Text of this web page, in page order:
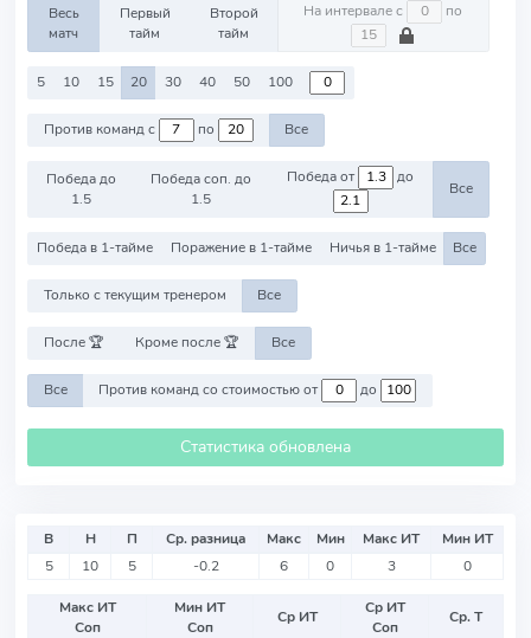
Весь
матч
Первый
тайм
Второй
тайм
На интервале с по
5 10 15 20 30 40 50 100
Против команд с по Все
Победа до
1.5
Победа соп. до
1.5
Победа от до
Все
Победа в 1-тайме Поражение в 1-тайме Ничья в 1-тайме Все
Только с текущим тренером Все
После 🏆 Кроме после 🏆 Все
Все Против команд со стоимостью от до
Статистика обновлена
В Н П Ср. разница Макс Мин Макс ИТ
Мин ИТ
5
10 5 -0.2 6 0 3 0
Макс ИТ
Соп
Мин ИТ
Соп
Ср ИТ
Ср ИТ
Соп
Ср. Т